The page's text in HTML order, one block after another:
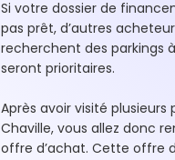
Si votre dossier de
pas prêt, d’autres
recherchent des parkings
seront prioritaires.
Après avoir visité plusieurs
Chaville, vous allez donc
offre d’achat. Cette offre